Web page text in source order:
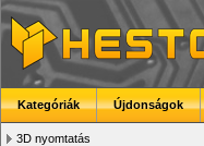
Kategóriák Újdonságok
3D nyomtatás